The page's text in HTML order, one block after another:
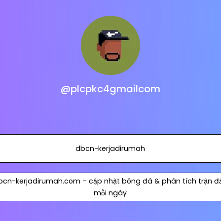
@plcpkc4gmailcom
dbcn-kerjadirumah
kerjadirumah.com – cập nhật bóng đá & phân tích trận
mỗi ngày